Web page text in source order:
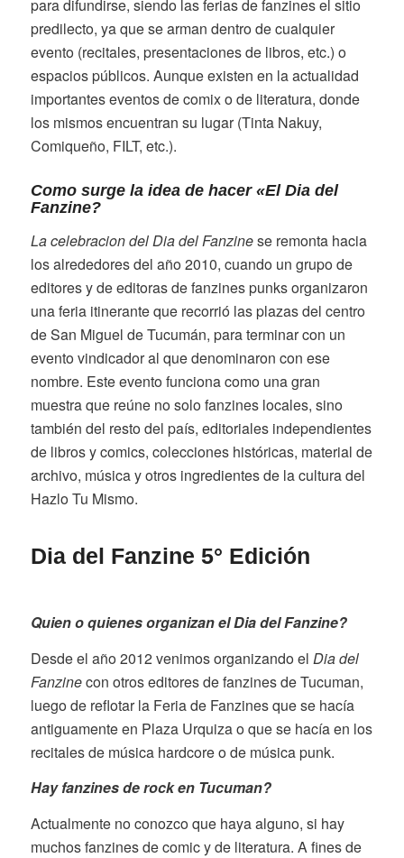
para difundirse, siendo las ferias de fanzines el sitio
predilecto, ya que se arman dentro de cualquier
evento (recitales, presentaciones de libros, etc.) o
espacios públicos. Aunque existen en la actualidad
importantes eventos de comix o de literatura, donde
los mismos encuentran su lugar (Tinta Nakuy,
Comiqueño, FILT, etc.).
Como surge la idea de hacer «El Dia del
Fanzine?
La celebracion del Dia del Fanzinese remonta hacia
los alrededores del año 2010, cuando un grupo de
editores y de editoras de fanzines punks organizaron
una feria itinerante que recorrió las plazas del centro
de San Miguel de Tucumán, para terminar con un
evento vindicador al que denominaron con ese
nombre. Este evento funciona como una gran
muestra que reúne no solo fanzines locales, sino
también del resto del país, editoriales independientes
de libros y comics, colecciones históricas, material de
archivo, música y otros ingredientes de la cultura del
Hazlo Tu Mismo.
Dia del Fanzine 5° Edición
Quien o quienes organizan el Dia del Fanzine?
Desde el año 2012 venimos organizando el Dia del
Fanzinecon otros editores de fanzines de Tucuman,
luego de reflotar la Feria de Fanzines que se hacía
antiguamente en Plaza Urquiza o que se hacía en los
recitales de música hardcore o de música punk.
Hay fanzines de rock en Tucuman?
Actualmente no conozco que haya alguno, si hay
muchos fanzines de comic y de literatura. A fines de